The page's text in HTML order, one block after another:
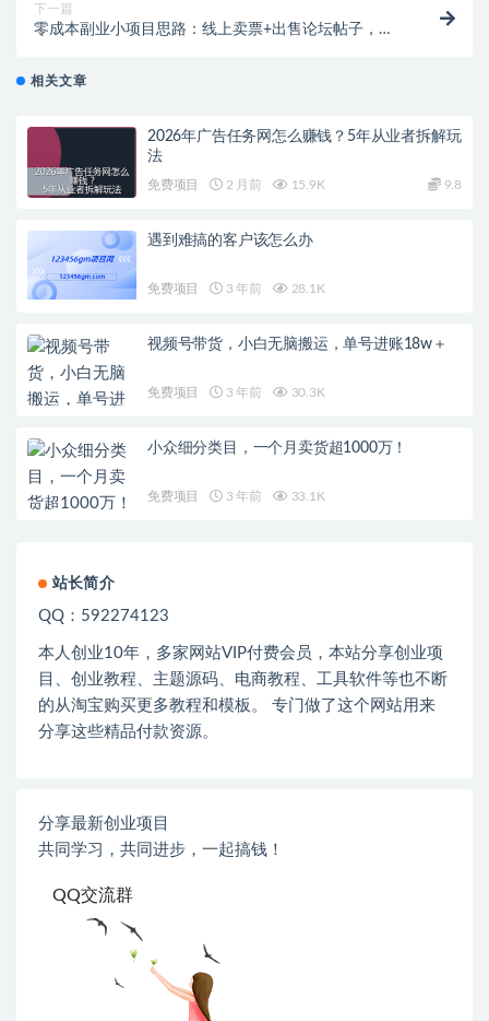
下一篇
零成本副业小项目思路：线上卖票+出售论坛帖子，玩
相关文章
2026年广告任务网怎么赚钱？5年从业者拆解玩
法
免费项目 2 月前 15.9K 9.8
遇到难搞的客户该怎么办
免费项目 3 年前 28.1K
视频号带货，小白无脑搬运，单号进账18w＋
免费项目 3 年前 30.3K
小众细分类目，一个月卖货超1000万！
免费项目 3 年前 33.1K
站长简介
QQ：592274123
本人创业10年，多家网站VIP付费会员，本站分享创业项
目、创业教程、主题源码、电商教程、工具软件等也不断
的从淘宝购买更多教程和模板。 专门做了这个网站用来
分享这些精品付款资源。
分享最新创业项目
共同学习，共同进步，一起搞钱！
QQ交流群